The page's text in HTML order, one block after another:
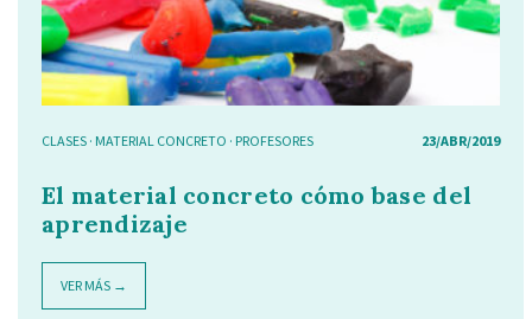
CLASES · MATERIAL CONCRETO · PROFESORES 23/ABR/2019
El material concreto cómo base del
aprendizaje
VER MÁS →